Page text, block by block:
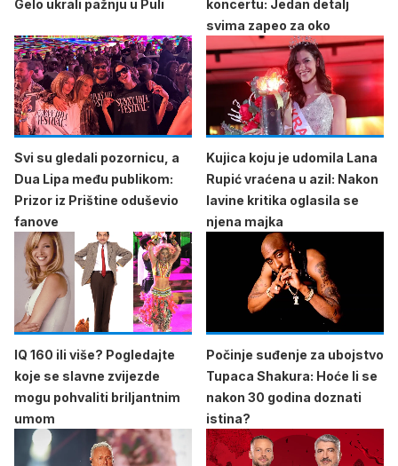
Gelo ukrali pažnju u Puli
koncertu: Jedan detalj
svima zapeo za oko
Svi su gledali pozornicu, a
Dua Lipa među publikom:
Prizor iz Prištine oduševio
fanove
Kujica koju je udomila Lana
Rupić vraćena u azil: Nakon
lavine kritika oglasila se
njena majka
IQ 160 ili više? Pogledajte
koje se slavne zvijezde
mogu pohvaliti briljantnim
umom
Počinje suđenje za ubojstvo
Tupaca Shakura: Hoće li se
nakon 30 godina doznati
istina?